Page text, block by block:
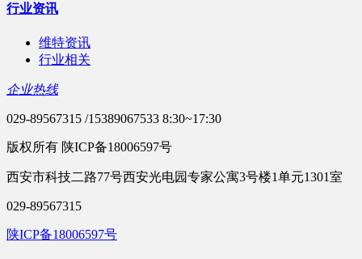
行业资讯
维特资讯
行业相关
企业热线
029-89567315 /15389067533 8:30~17:30
版权所有 陕ICP备18006597号
西安市科技二路77号西安光电园专家公寓3号楼1单元1301室
029-89567315
陕ICP备18006597号